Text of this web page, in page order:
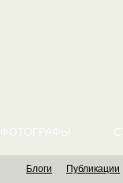
ФОТОГРАФЫ
Блоги Публикации